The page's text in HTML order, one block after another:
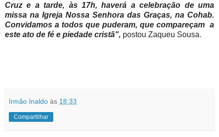
Cruz e a tarde, às 17h, haverá a celebração de uma
missa na Igreja Nossa Senhora das Graças, na Cohab.
Convidamos a todos que puderam, que compareçam a
este ato de fé e piedade cristã", postou Zaqueu Sousa.
Irmão Inaldo às 18:33
Compartilhar